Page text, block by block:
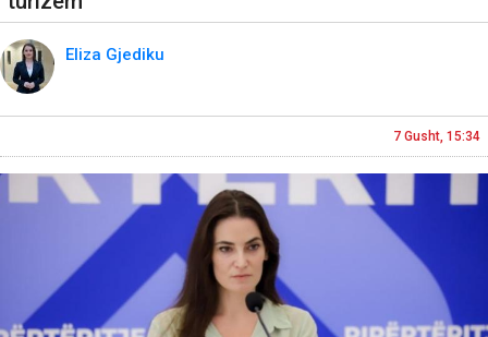
Eliza Gjediku
7 Gusht, 15:34